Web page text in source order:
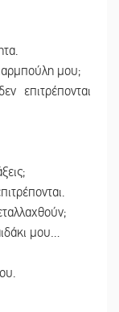
μου;
επιτρέπονται
μου…